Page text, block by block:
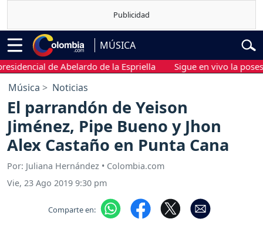
MÚSICA
de Abelardo de la Espriella Sigue en vivo la
Música Noticias
El parrandón de Yeison
Jiménez, Pipe Bueno y Jhon
Alex Castaño en Punta Cana
Por: Juliana Hernández • Colombia.com
Vie, 23 Ago 2019 9:30 pm
Comparte en: